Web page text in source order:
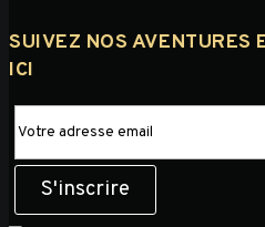
SUIVEZ NOS AVENTURES
ICI